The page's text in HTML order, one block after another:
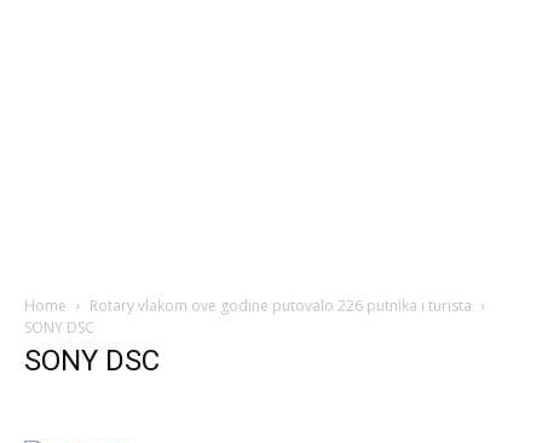
Home
Rotary vlakom ove godine putovalo 226 putnika i turista
SONY DSC
SONY DSC